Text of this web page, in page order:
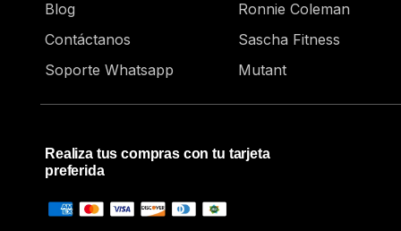
Blog
Contáctanos
Soporte Whatsapp
Ronnie Coleman
Sascha Fitness
Mutant
Realiza tus compras con tu tarjeta
preferida